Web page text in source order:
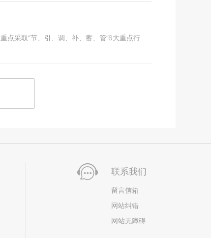
点采取“节、引、调、补、蓄、管”6大重点行
联系我们
留言信箱
网站纠错
网站无障碍